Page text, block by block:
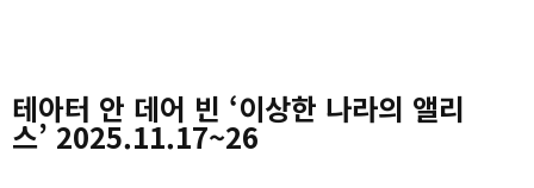
테아터 안 데어 빈 ‘이상한 나라의 앨리
스’ 2025.11.17~26